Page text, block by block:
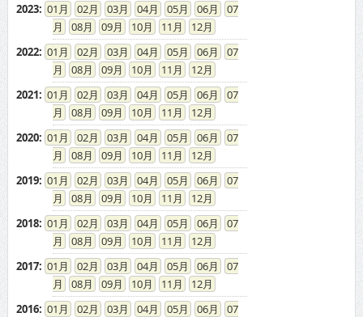
2023: 01 02 03 04 05 06
07
08
09 10 11
12
2022: 01 02 03 04 05 06
07
08
09 10 11
12
2021: 01 02 03 04 05 06
07
08
09 10 11
12
2020: 01 02 03 04 05 06
07
08
09 10 11
12
2019: 01 02 03 04 05 06
07
08
09 10 11
12
2018: 01 02 03 04 05 06
07
08
09 10 11
12
2017: 01 02 03 04 05 06
07
08
09 10 11
12
2016: 01 02 03 04 05 06
07